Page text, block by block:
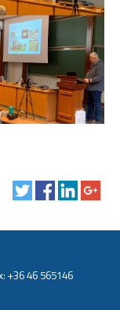
+36 46 565146